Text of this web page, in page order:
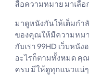
สื่อความหมาย มาเลือ
มาดูหนังกันให้เต็มกำ
ของคุณให้มีความหมา
กับเรา 99HD เว็บหนั
อะไรก็ตามทั้งหมด คุ
ครบ มีให้ดูทุกแนวแน่ๆ